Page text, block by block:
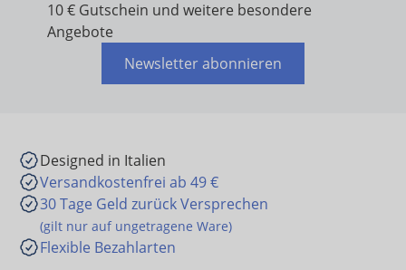
10 € Gutschein und weitere besondere
Angebote
Newsletter abonnieren
Designed in Italien
Versandkostenfrei ab 49 €
30 Tage Geld zurück Versprechen
(gilt nur auf ungetragene Ware)
Flexible Bezahlarten